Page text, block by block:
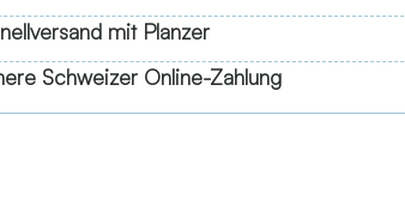
mit Planzer
Schweizer Online-Zahlung